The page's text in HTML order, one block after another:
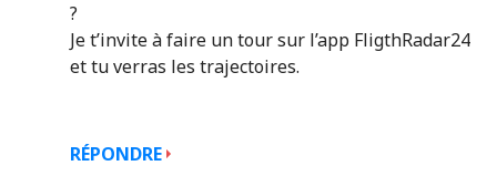
?
Je t’invite à faire un tour sur l’app FligthRadar24
et tu verras les trajectoires.
RÉPONDRE